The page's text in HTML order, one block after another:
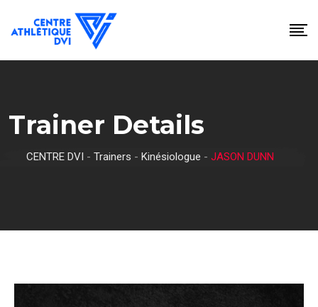
Trainer Details
CENTRE DVI - Trainers - Kinésiologue - JASON DUNN